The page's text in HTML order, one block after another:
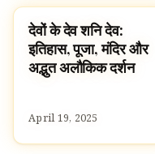
HINDU GODS
देवों के देव शनि देव:
इतिहास, पूजा, मंदिर और
अद्भुत अलौकिक दर्शन
April 19, 2025